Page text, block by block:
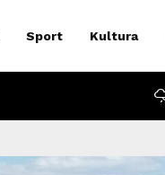
Sport Kultura